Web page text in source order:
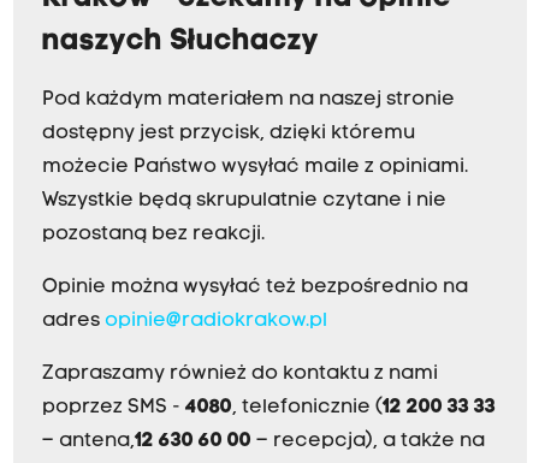
naszych Słuchaczy
Pod każdym materiałem na naszej stronie
dostępny jest przycisk, dzięki któremu
możecie Państwo wysyłać maile z opiniami.
Wszystkie będą skrupulatnie czytane i nie
pozostaną bez reakcji.
Opinie można wysyłać też bezpośrednio na
adres opinie@radiokrakow.pl
Zapraszamy również do kontaktu z nami
poprzez SMS - 4080, telefonicznie (12 200 33 33
– antena,12 630 60 00 – recepcja), a także na